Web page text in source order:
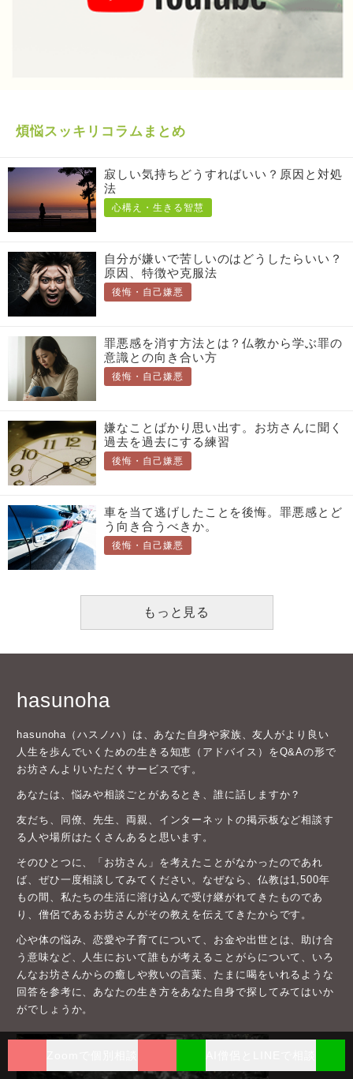
煩悩スッキリコラムまとめ
寂しい気持ちどうすればいい？原因と対処
法
心構え・生きる智慧
自分が嫌いで苦しいのはどうしたらいい？
原因、特徴や克服法
後悔・自己嫌悪
罪悪感を消す方法とは？仏教から学ぶ罪の
意識との向き合い方
後悔・自己嫌悪
嫌なことばかり思い出す。お坊さんに聞く
過去を過去にする練習
後悔・自己嫌悪
車を当て逃げしたことを後悔。罪悪感とど
う向き合うべきか。
後悔・自己嫌悪
もっと見る
hasunoha
hasunoha（ハスノハ）は、あなた自身や家族、友人がより良い
人生を歩んでいくための生きる知恵（アドバイス）をQ&Aの形で
お坊さんよりいただくサービスです。
あなたは、悩みや相談ごとがあるとき、誰に話しますか？
友だち、同僚、先生、両親、インターネットの掲示板など相談す
る人や場所はたくさんあると思います。
そのひとつに、「お坊さん」を考えたことがなかったのであれ
ば、ぜひ一度相談してみてください。なぜなら、仏教は1,500年
もの間、私たちの生活に溶け込んで受け継がれてきたものであ
り、僧侶であるお坊さんがその教えを伝えてきたからです。
心や体の悩み、恋愛や子育てについて、お金や出世とは、助け合
う意味など、人生において誰もが考えることがらについて、いろ
んなお坊さんからの癒しや救いの言葉、たまに喝をいれるような
回答を参考に、あなたの生き方をあなた自身で探してみてはいか
がでしょうか。